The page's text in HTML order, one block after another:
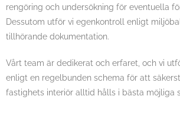
rengöring och undersökning för eventuella
Dessutom utför vi egenkontroll enligt
tillhörande dokumentation.
Vårt team är dedikerat och erfaret, och vi
enligt en regelbunden schema för att
fastighets interiör alltid hålls i bästa möjliga